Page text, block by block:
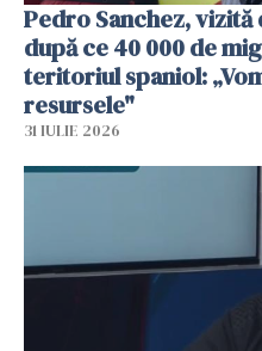
Pedro Sanchez, vizită
după ce 40 000 de
teritoriul spaniol:
resursele"
31 IULIE 2026